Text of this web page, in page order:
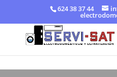
624 38 37 44